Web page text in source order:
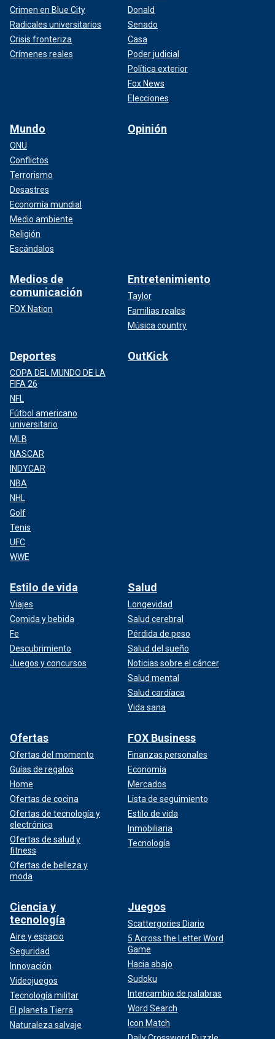
Crimen en Blue City
Radicales universitarios
Crisis fronteriza
Crímenes reales
Donald
Senado
Casa
Poder judicial
Política exterior
Fox News
Elecciones
Mundo
ONU
Conflictos
Terrorismo
Desastres
Economía mundial
Medio ambiente
Religión
Escándalos
Opinión
Medios de
comunicación
FOX Nation
Entretenimiento
Taylor
Familias reales
Música country
Deportes
COPA DEL MUNDO DE LA
FIFA 26
NFL
Fútbol americano
universitario
MLB
NASCAR
INDYCAR
NBA
NHL
Golf
Tenis
UFC
WWE
OutKick
Estilo de vida
Viajes
Comida y bebida
Fe
Descubrimiento
Juegos y concursos
Salud
Longevidad
Salud cerebral
Pérdida de peso
Salud del sueño
Noticias sobre el cáncer
Salud mental
Salud cardíaca
Vida sana
Ofertas
Ofertas del momento
Guías de regalos
Home
Ofertas de cocina
Ofertas de tecnología y
electrónica
Ofertas de salud y
fitness
Ofertas de belleza y
moda
FOX Business
Finanzas personales
Economía
Mercados
Lista de seguimiento
Estilo de vida
Inmobiliaria
Tecnología
Ciencia y
tecnología
Aire y espacio
Seguridad
Innovación
Videojuegos
Tecnología militar
El planeta Tierra
Naturaleza salvaje
Juegos
Scattergories Diario
5 Across the Letter Word
Game
Hacia abajo
Sudoku
Intercambio de palabras
Word Search
Icon Match